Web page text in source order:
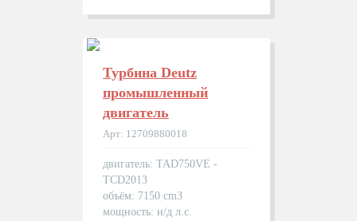
Турбина Deutz
промышленный
двигатель
Арт: 12709880018
двигатель: TAD750VE -
TCD2013
объём: 7150 cm3
мощность: н/д л.с.